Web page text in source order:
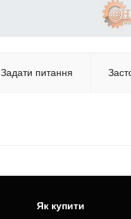
Задати питання
Як купити